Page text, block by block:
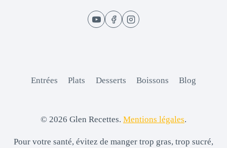
Entrées Plats Desserts Boissons Blog
© 2026 Glen Recettes. Mentions légales.
Pour votre santé, évitez de manger trop gras, trop sucré,